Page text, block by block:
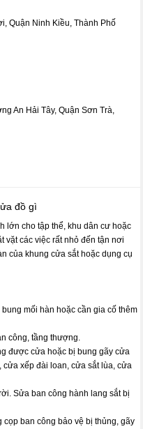
Quận Ninh Kiều, Thành Phố
An Hải Tây, Quận Sơn Trà,
đồ gì
lớn cho tập thể, khu dân cư hoặc
vặt các việc rất nhỏ đến tận nơi
của khung cửa sắt hoặc dụng cụ
mối hàn hoặc cần gia cố thêm
công, tầng thượng.
được cửa hoặc bị bung gãy cửa
cửa xếp đài loan, cửa sắt lùa, cửa
Sửa ban công hành lang sắt bị
ban công bảo vệ bị thủng, gãy